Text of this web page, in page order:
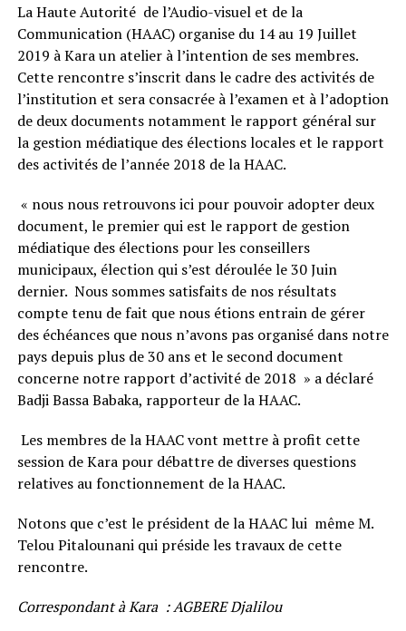
La Haute Autorité de l’Audio-visuel et de la
Communication (HAAC) organise du 14 au 19 Juillet
2019 à Kara un atelier à l’intention de ses membres.
Cette rencontre s’inscrit dans le cadre des activités de
l’institution et sera consacrée à l’examen et à l’adoption
de deux documents notamment le rapport général sur
la gestion médiatique des élections locales et le rapport
des activités de l’année 2018 de la HAAC.
« nous nous retrouvons ici pour pouvoir adopter deux
document, le premier qui est le rapport de gestion
médiatique des élections pour les conseillers
municipaux, élection qui s’est déroulée le 30 Juin
dernier. Nous sommes satisfaits de nos résultats
compte tenu de fait que nous étions entrain de gérer
des échéances que nous n’avons pas organisé dans notre
pays depuis plus de 30 ans et le second document
concerne notre rapport d’activité de 2018 » a déclaré
Badji Bassa Babaka, rapporteur de la HAAC.
Les membres de la HAAC vont mettre à profit cette
session de Kara pour débattre de diverses questions
relatives au fonctionnement de la HAAC.
Notons que c’est le président de la HAAC lui même M.
Telou Pitalounani qui préside les travaux de cette
rencontre.
Correspondant à Kara : AGBERE Djalilou